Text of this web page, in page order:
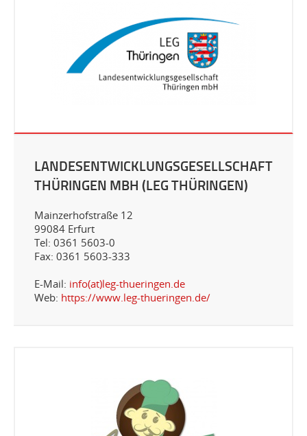
LANDESENTWICKLUNGSGESELLSCHAFT
THÜRINGEN MBH (LEG THÜRINGEN)
Mainzerhofstraße 12
99084 Erfurt
Tel: 0361 5603-0
Fax: 0361 5603-333
E-Mail: info(at)leg-thueringen.de
Web: https://www.leg-thueringen.de/